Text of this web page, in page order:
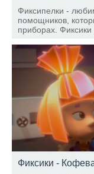
Фиксипелки -
помощников,
приборах. Фиксики
Фиксипелка
инструмент.
Фиксики -